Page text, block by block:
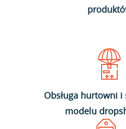
Obsługa hurtowni i
modelu